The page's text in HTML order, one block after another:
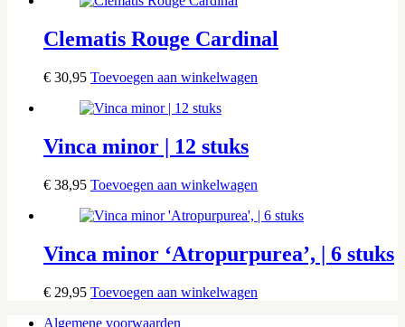
Clematis Rouge Cardinal
€ 30,95 Toevoegen aan winkelwagen
Vinca minor | 12 stuks
€ 38,95 Toevoegen aan winkelwagen
Vinca minor ‘Atropurpurea’, | 6 stuks
€ 29,95 Toevoegen aan winkelwagen
Algemene voorwaarden